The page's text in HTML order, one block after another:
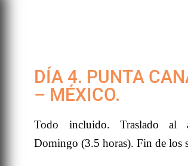
DÍA 4. PUNTA
– MÉXICO.
Todo incluido. Traslado al
Domingo (3.5 horas). Fin de los